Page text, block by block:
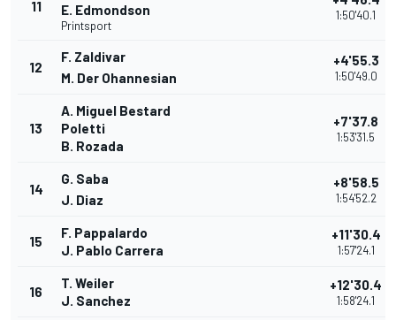
11
E. Edmondson
Printsport
1:50'40.1
12
F. Zaldivar
M. Der Ohannesian
+4'55.3
1:50'49.0
13
A. Miguel Bestard
Poletti
B. Rozada
+7'37.8
1:53'31.5
14
G. Saba
J. Diaz
+8'58.5
1:54'52.2
15
F. Pappalardo
J. Pablo Carrera
+11'30.4
1:57'24.1
16
T. Weiler
J. Sanchez
+12'30.4
1:58'24.1